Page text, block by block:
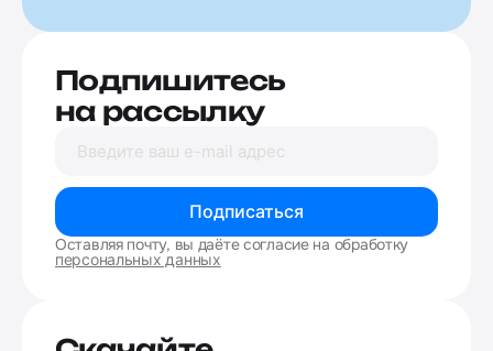
Подпишитесь
на рассылку
Подписаться
Оставляя почту, вы даёте согласие на обработку
персональных данных